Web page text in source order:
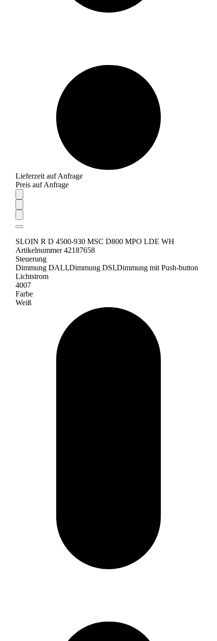
Lieferzeit auf Anfrage
Preis auf Anfrage
SLOIN R D 4500-930 MSC D800 MPO LDE WH
Artikelnummer 42187658
Steuerung
Dimmung DALI,Dimmung DSI,Dimmung mit Push-button
Lichtstrom
4007
Farbe
Weiß